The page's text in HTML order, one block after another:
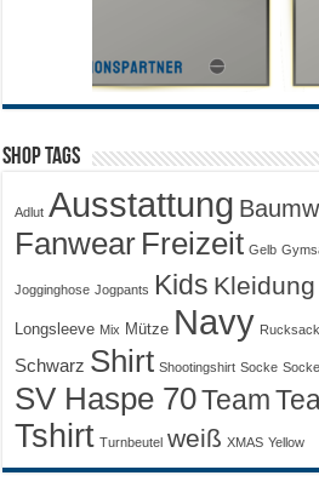
Shop Tags
Adlut Ausstattung
Fanwear Freizeit Gelb
Jogginghose Jogpants Kids Kleidung
Longsleeve Mix Mütze Navy Rucksack
Schwarz Shirt Shootingshirt Socke
SV Haspe 70Team
Tshirt Turnbeutel weiß XMAS Yellow